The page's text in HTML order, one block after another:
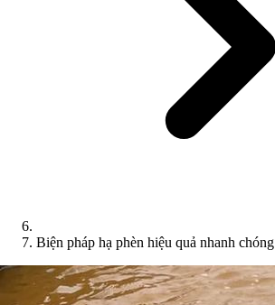
Biện pháp hạ phèn hiệu quả nhanh chóng